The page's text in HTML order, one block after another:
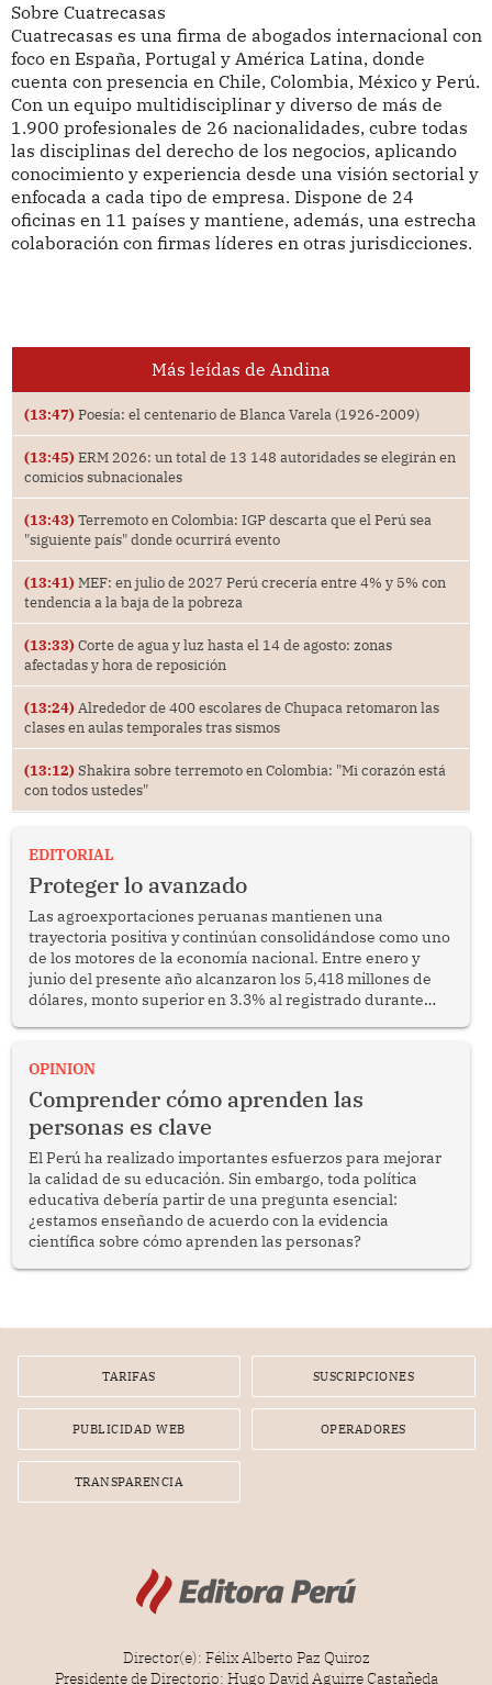
Sobre Cuatrecasas
Cuatrecasas es una firma de abogados internacional con
foco en España, Portugal y América Latina, donde
cuenta con presencia en Chile, Colombia, México y Perú.
Con un equipo multidisciplinar y diverso de más de
1.900 profesionales de 26 nacionalidades, cubre todas
las disciplinas del derecho de los negocios, aplicando
conocimiento y experiencia desde una visión sectorial y
enfocada a cada tipo de empresa. Dispone de 24
oficinas en 11 países y mantiene, además, una estrecha
colaboración con firmas líderes en otras jurisdicciones.
Más leídas de Andina
(13:47) Poesía: el centenario de Blanca Varela (1926-2009)
(13:45) ERM 2026: un total de 13 148 autoridades se elegirán en
comicios subnacionales
(13:43) Terremoto en Colombia: IGP descarta que el Perú sea
"siguiente país" donde ocurrirá evento
(13:41) MEF: en julio de 2027 Perú crecería entre 4% y 5% con
tendencia a la baja de la pobreza
(13:33) Corte de agua y luz hasta el 14 de agosto: zonas
afectadas y hora de reposición
(13:24) Alrededor de 400 escolares de Chupaca retomaron las
clases en aulas temporales tras sismos
(13:12) Shakira sobre terremoto en Colombia: "Mi corazón está
con todos ustedes"
EDITORIAL
Proteger lo avanzado
Las agroexportaciones peruanas mantienen una
trayectoria positiva y continúan consolidándose como uno
de los motores de la economía nacional. Entre enero y
junio del presente año alcanzaron los 5,418 millones de
dólares, monto superior en 3.3% al registrado durante
competir en los mercados internacionales y generar
país.
OPINION
Comprender cómo aprenden las
personas es clave
El Perú ha realizado importantes esfuerzos para mejorar
la calidad de su educación. Sin embargo, toda política
educativa debería partir de una pregunta esencial:
¿estamos enseñando de acuerdo con la evidencia
científica sobre cómo aprenden las personas?
TARIFAS SUSCRIPCIONES
PUBLICIDAD WEB OPERADORES
TRANSPARENCIA
Director(e): Félix Alberto Paz Quiroz
Presidente de Directorio: Hugo David Aguirre Castañeda